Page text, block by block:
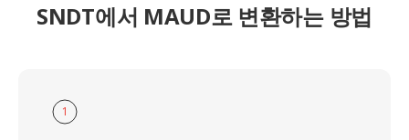
SNDT에서 MAUD로 변환하는 방법
1